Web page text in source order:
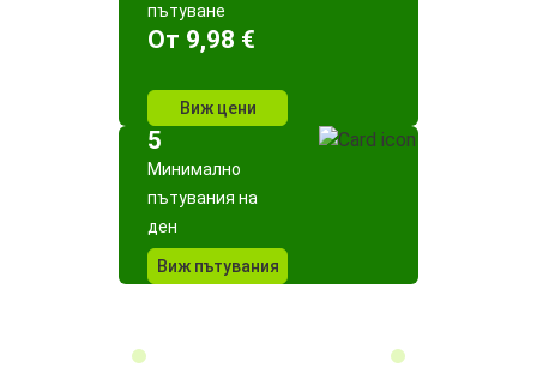
пътуване
Oт 9,98 €
Виж цени
5
Минимално
пътувания на
ден
Виж пътувания